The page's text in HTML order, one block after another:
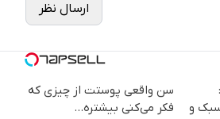
ارسال نظر
سبک و
سن واقعی پوستت از چیزی که
فکر می‌کنی بیشتره...